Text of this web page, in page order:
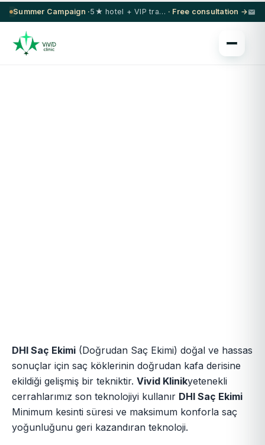
Summer Campaign · 5★ hotel + VIP transfer on select procedures · Free consultation →
DHI Saç Ekimi (Doğrudan Saç Ekimi) doğal ve hassas
sonuçlar için saç köklerinin doğrudan kafa derisine
ekildiği gelişmiş bir tekniktir. Vivid Klinikyetenekli
cerrahlarımız son teknolojiyi kullanır DHI Saç Ekimi
Minimum kesinti süresi ve maksimum konforla saç
yoğunluğunu geri kazandıran teknoloji.